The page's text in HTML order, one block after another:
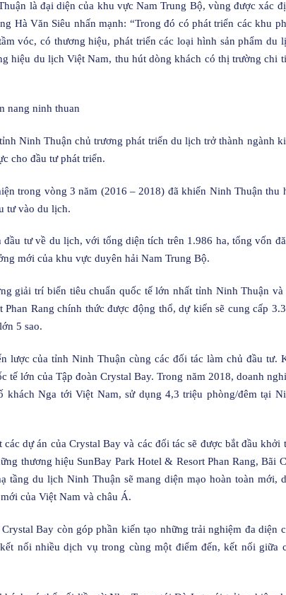
là đại diện của khu vực Nam Trung Bộ, vùng được xác
Hà Văn Siêu nhấn mạnh: “Trong đó có phát triển các khu
vóc, có thương hiệu, phát triển các loại hình sản phẩm du
hiệu du lịch Việt Nam, thu hút dòng khách có thị trường chi
Ninh Thuận chủ trương phát triển du lịch trở thành ngành
cho đầu tư phát triển.
trong vòng 3 năm (2016 – 2018) đã khiến Ninh Thuận thu
tư vào du lịch.
tư về du lịch, với tổng diện tích trên 1.986 ha, tổng vốn
mới của khu vực duyên hải Nam Trung Bộ.
giải trí biển tiêu chuẩn quốc tế lớn nhất tỉnh Ninh Thuận và
Rang chính thức được động thổ, dự kiến sẽ cung cấp
5 sao.
lược của tỉnh Ninh Thuận cùng các đối tác làm chủ đầu tư.
tế lớn của Tập đoàn Crystal Bay. Trong năm 2018, doanh
Nga tới Việt Nam, sử dụng 4,3 triệu phòng/đêm tại
dự án của Crystal Bay và các đối tác sẽ được bắt đầu khởi
thương hiệu SunBay Park Hotel & Resort Phan Rang, Bãi
du lịch Ninh Thuận sẽ mang diện mạo hoàn toàn mới,
của Việt Nam và châu Á.
Bay còn góp phần kiến tạo những trải nghiệm đa diện
nối nhiều dịch vụ trong cùng một điểm đến, kết nối giữa